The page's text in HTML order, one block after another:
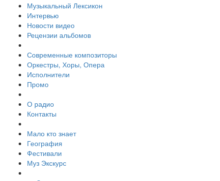
Музыкальный Лексикон
Интервью
Новости видео
Рецензии альбомов
Современные композиторы
Оркестры, Хоры, Опера
Исполнители
Промо
О радио
Контакты
Мало кто знает
География
Фестивали
Муз Экскурс